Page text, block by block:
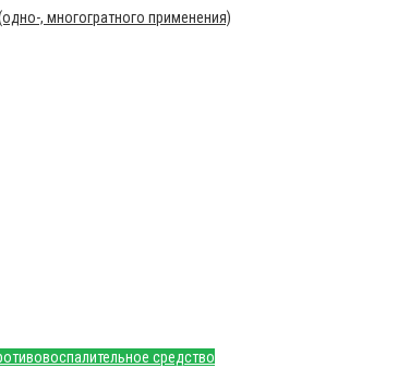
, многогратного применения)
средство